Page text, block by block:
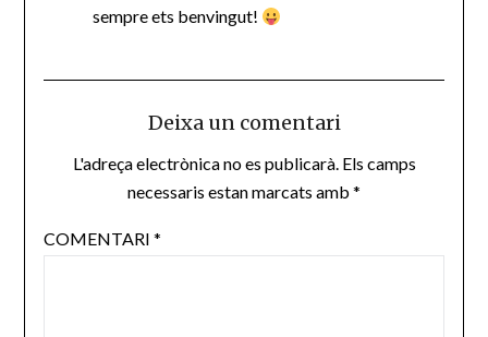
sempre ets benvingut!
Deixa un comentari
L'adreça electrònica no es publicarà. Els camps
necessaris estan marcats amb *
COMENTARI *